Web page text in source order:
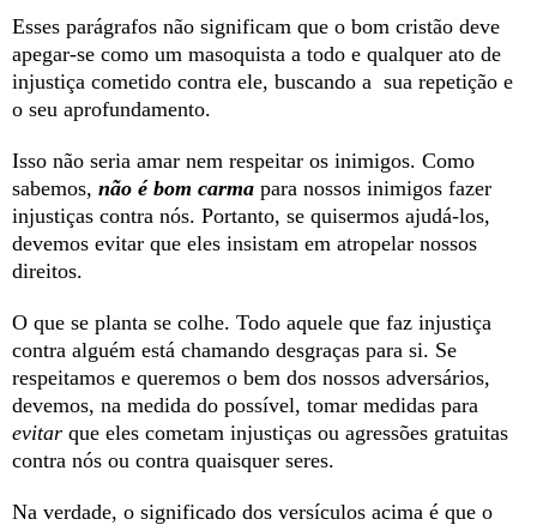
Esses parágrafos não significam que o bom cristão deve
apegar-se como um masoquista a todo e qualquer ato de
injustiça cometido contra ele, buscando a sua repetição e
o seu aprofundamento.
Isso não seria amar nem respeitar os inimigos. Como
sabemos, não é bom carma para nossos inimigos fazer
injustiças contra nós. Portanto, se quisermos ajudá-los,
devemos evitar que eles insistam em atropelar nossos
direitos.
O que se planta se colhe. Todo aquele que faz injustiça
contra alguém está chamando desgraças para si. Se
respeitamos e queremos o bem dos nossos adversários,
devemos, na medida do possível, tomar medidas para
evitar que eles cometam injustiças ou agressões gratuitas
contra nós ou contra quaisquer seres.
Na verdade, o significado dos versículos acima é que o